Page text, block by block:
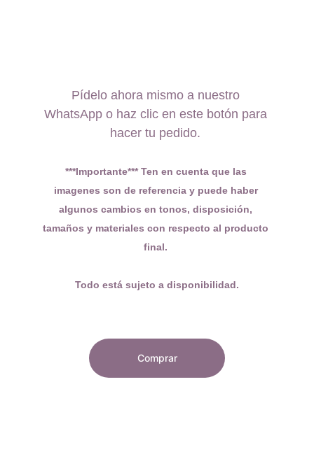
Pídelo ahora mismo a nuestro
WhatsApp o haz clic en este botón para
hacer tu pedido.
***Importante*** Ten en cuenta que las
imagenes son de referencia y puede haber
algunos cambios en tonos, disposición,
tamaños y materiales con respecto al producto
final.
Todo está sujeto a disponibilidad.
Comprar